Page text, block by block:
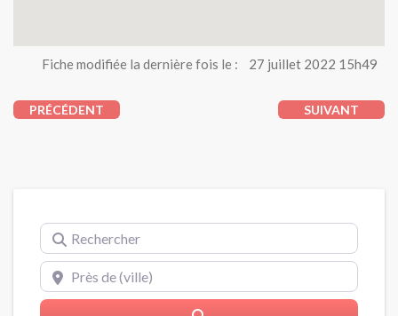
Fiche modifiée la dernière fois le : 27 juillet 2022 15h49
PRÉCÉDENT SUIVANT
Rechercher
Près de (ville)